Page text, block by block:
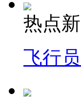
热点
飞行